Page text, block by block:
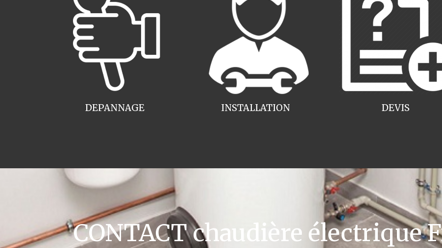
INSTALLATION
DEPANNAGE DEVIS
CONTACT chaudière électrique